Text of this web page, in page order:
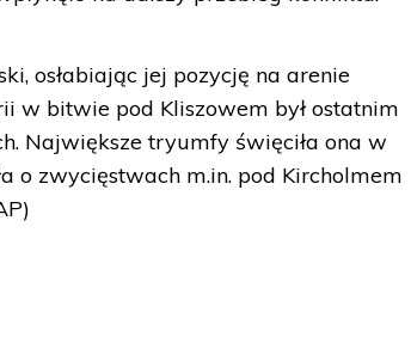
osłabiając jej pozycję na arenie
w bitwie pod Kliszowem był ostatnim
Największe tryumfy święciła ona w
o zwycięstwach m.in. pod Kircholmem